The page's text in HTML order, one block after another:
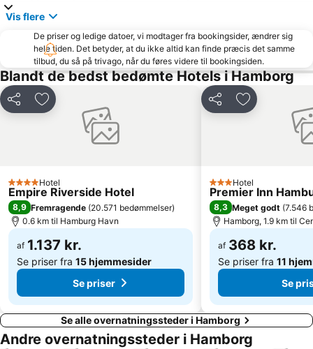
Santa Pauli
Imtech Arena
Hauptbahnhof Süd Metro Station
Hamburg Marathon
Volksbank Arena Hamburg
Mönckebergstraße
Bergedorf
Wild Park Lüneburger Heide
ZOB Bus-Port Hamburg
Schnelsen
Shopping Schanzenviertel
St Pauli Landungsbrücken
HolstenTherme
Hamburger Dom
Automaten-Spielbank Steindamm
Victoria Stadion
Altona-Nord
Vis flere
De priser og ledige datoer, vi modtager fra bookingsider, ændrer sig
hele tiden. Det betyder, at du ikke altid kan finde præcis det samme
tilbud, du så på trivago, når du føres videre til bookingsiden.
Blandt de bedst bedømte Hotels i Hamborg
Del Føj til favoritter
4 Stjerner
Hotel
Empire Riverside Hotel
8,9 Fremragende (20.571 bedømmelser)
0.6 km til Hamburg Havn
af 1.137 kr.
Se priser fra 15 hjemmesider
Se priser
Del Føj til
3 Stjerner
Hotel
Premier Inn
8,3 Meget godt (7.546
Hamborg, 1.9 km til
af 368 kr.
Se priser fra 11
Se
Se alle overnatningssteder i Hamborg
Andre overnatningssteder i Hamborg